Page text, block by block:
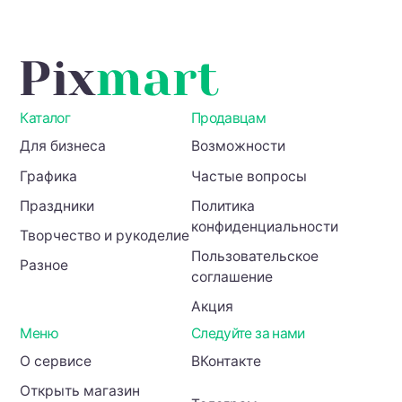
Каталог
Для бизнеса
Графика
Праздники
Творчество и рукоделие
Разное
Продавцам
Возможности
Частые вопросы
Политика
конфиденциальности
Пользовательское
соглашение
Акция
Меню
О сервисе
Открыть магазин
Следуйте за нами
ВКонтакте